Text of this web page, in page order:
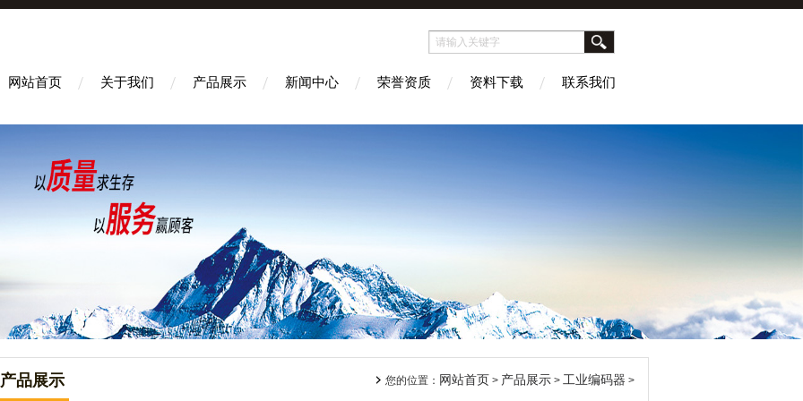
网站首页 关于我们 产品展示 新闻中心 荣誉资质 资料下载 联系我们
产品展示 您的位置： 网站首页 > 产品展示 > 工业编码器 >